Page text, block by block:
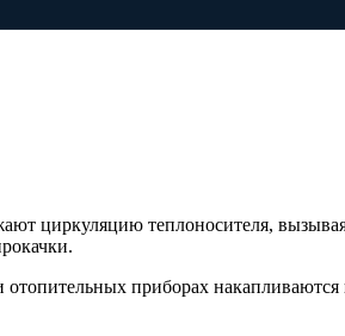
циркуляцию теплоносителя,
отопительных приборах